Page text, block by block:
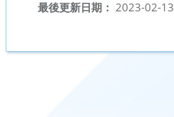
最後更新日期： 2023-02-13